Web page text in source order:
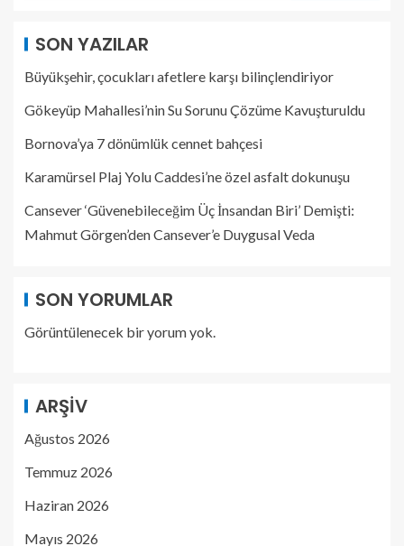
SON YAZILAR
Büyükşehir, çocukları afetlere karşı bilinçlendiriyor
Gökeyüp Mahallesi’nin Su Sorunu Çözüme Kavuşturuldu
Bornova’ya 7 dönümlük cennet bahçesi
Karamürsel Plaj Yolu Caddesi’ne özel asfalt dokunuşu
Cansever ‘Güvenebileceğim Üç İnsandan Biri’ Demişti:
Mahmut Görgen’den Cansever’e Duygusal Veda
SON YORUMLAR
Görüntülenecek bir yorum yok.
ARŞIV
Ağustos 2026
Temmuz 2026
Haziran 2026
Mayıs 2026